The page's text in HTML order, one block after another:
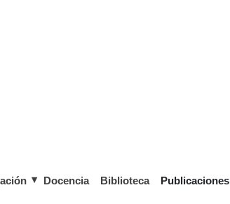
Docencia Biblioteca Publicaciones